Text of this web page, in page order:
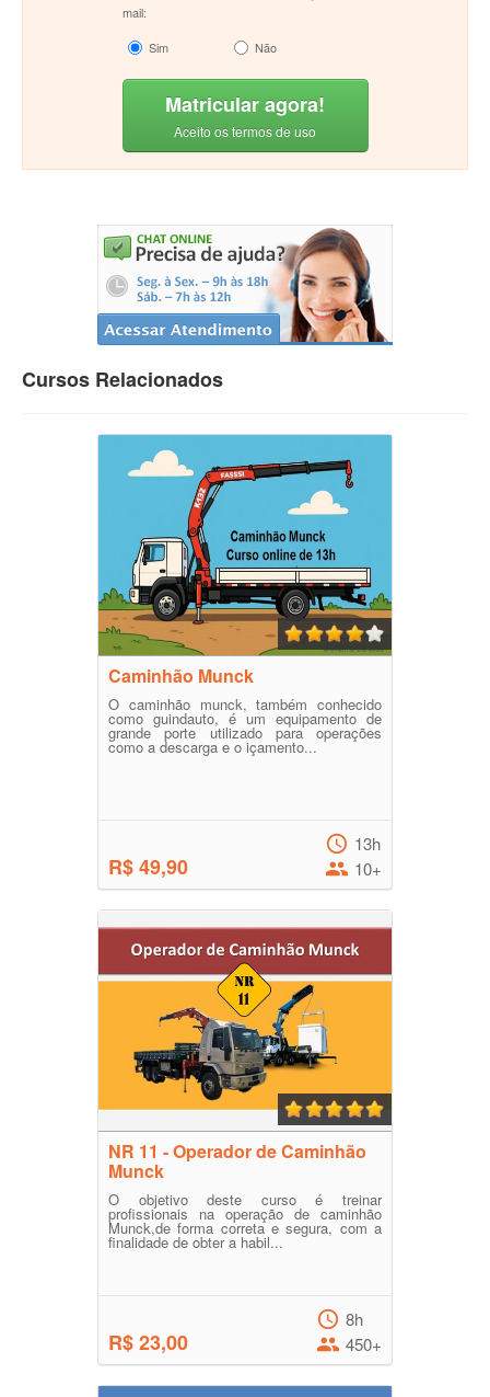
mail:
Sim
Não
Matricular agora!
Aceito os termos de uso
Cursos Relacionados
Caminhão Munck
O caminhão munck, também conhecido
como guindauto, é um equipamento de
grande porte utilizado para operações
como a descarga e o içamento...
R$ 49,90
13h
10+
NR 11 - Operador de Caminhão
Munck
O objetivo deste curso é treinar
profissionais na operação de caminhão
Munck,de forma correta e segura, com a
finalidade de obter a habil...
R$ 23,00
8h
450+